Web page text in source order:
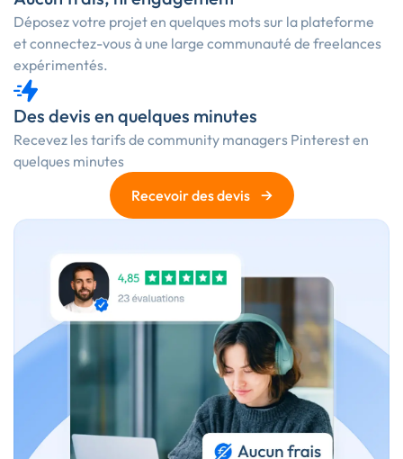
Déposez votre projet en quelques mots sur la plateforme
et connectez-vous à une large communauté de freelances
expérimentés.
Des devis en quelques minutes
Recevez lestarifs de community managers Pinteresten
quelques minutes
Recevoir des devis
→